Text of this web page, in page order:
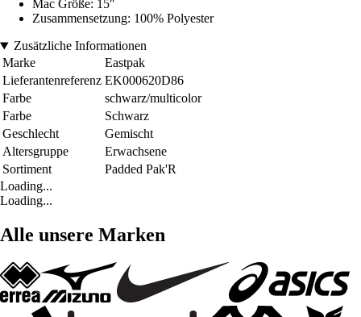
Mac Größe: 15″
Zusammensetzung: 100% Polyester
Zusätzliche Informationen
Marke
Eastpak
Lieferantenreferenz EK000620D86
Farbe
schwarz/multicolor
Farbe
Schwarz
Geschlecht
Gemischt
Altersgruppe
Erwachsene
Sortiment
Padded Pak'R
Loading...
Loading...
Alle unsere Marken